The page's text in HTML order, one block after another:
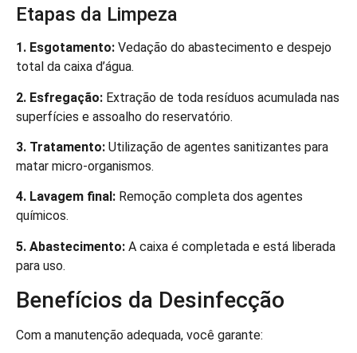
Etapas da Limpeza
1. Esgotamento: Vedação do abastecimento e despejo
total da caixa d’água.
2. Esfregação: Extração de toda resíduos acumulada nas
superfícies e assoalho do reservatório.
3. Tratamento: Utilização de agentes sanitizantes para
matar micro-organismos.
4. Lavagem final: Remoção completa dos agentes
químicos.
5. Abastecimento: A caixa é completada e está liberada
para uso.
Benefícios da Desinfecção
Com a manutenção adequada, você garante: